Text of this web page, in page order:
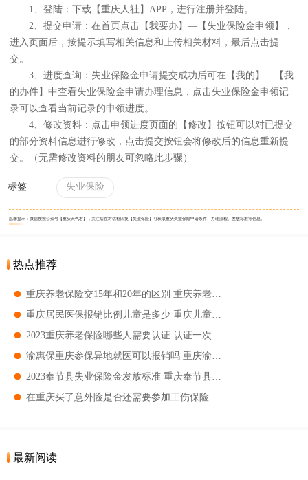
1、登陆：下载【重庆人社】APP，进行注册并登陆。
2、提交申请：在首页点击【我要办】—【失业保险金申领】，
进入页面后，按提示填写相关信息和上传相关材料，最后点击提
交。
3、进度查询：失业保险金申请提交成功后可在【我的】—【我
的办件】中查看失业保险金申请办理信息，点击失业保险金申领记
录可以查看当前记录的申领进度。
4、修改资料：点击申领进度页面的【修改】按钮可以对已提交
的部分资料信息进行修改，点击提交按钮会将修改后的信息重新提
交。（无需修改资料的朋友可忽略此步骤）
标签 失业保险
温馨提示：微信搜索公众号【重庆天气君】，关注后在对话框回复【失业保险】可获取重庆失业保险申请条件、办理流程、发放标准等信息。
热点推荐
最新阅读